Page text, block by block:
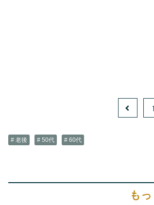
1
# 老後 # 50代 # 60代
も